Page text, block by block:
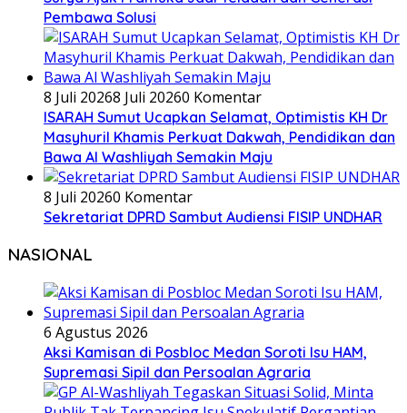
Pembawa Solusi
8 Juli 20268 Juli 20260 Komentar
ISARAH Sumut Ucapkan Selamat, Optimistis KH Dr
Masyhuril Khamis Perkuat Dakwah, Pendidikan dan
Bawa Al Washliyah Semakin Maju
8 Juli 20260 Komentar
Sekretariat DPRD Sambut Audiensi FISIP UNDHAR
NASIONAL
6 Agustus 2026
Aksi Kamisan di Posbloc Medan Soroti Isu HAM,
Supremasi Sipil dan Persoalan Agraria